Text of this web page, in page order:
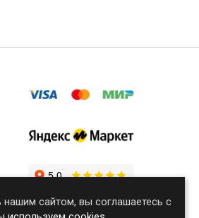
нашим сайтом, вы соглашаетесь с